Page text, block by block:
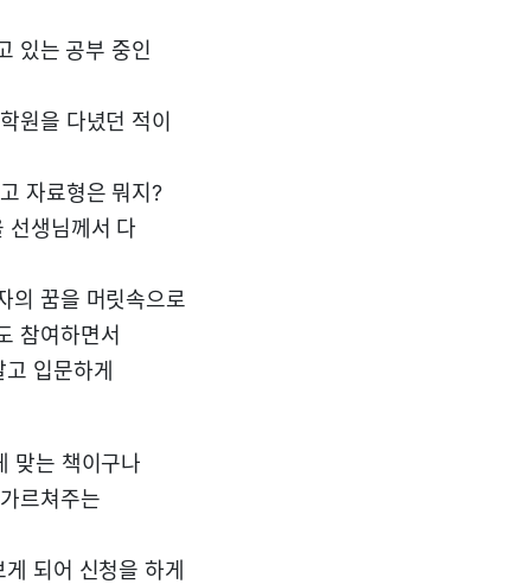
있는 공부 중인
원을 다녔던 적이
자료형은 뭐지?
선생님께서 다
의 꿈을 머릿속으로
참여하면서
입문하게
맞는 책이구나
르쳐주는
되어 신청을 하게